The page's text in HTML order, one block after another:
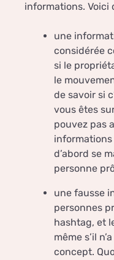
informations. Voici
une
considérée
si le
le
de savoir si
vous êtes
pouvez pas
d’abord se
personne
une fausse
personnes
hashtag, et
même s’il
concept.